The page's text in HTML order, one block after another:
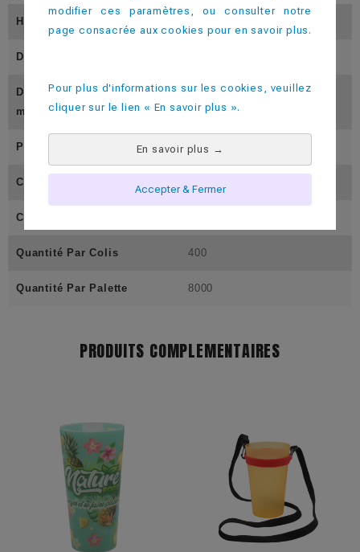
Hauteur (En Mm)
Diamètre Inférieur (En Mm)
Diamètre Supérieur (En M
M)
79
Poids (En Gramme) 40
Contenance Utile ( En Cl)
Contenance Pleine (En Cl)
Quantité Par Colis 400
Quantité Par Palette 8000
PRODUITS COMPLEMENTAIRES
modifier ces paramètres, ou consulter notre
page consacrée aux cookies pour en savoir plus.
Pour plus d'informations sur les cookies, veuillez
cliquer sur le lien « En savoir plus ».
En savoir plus →
Accepter & Fermer